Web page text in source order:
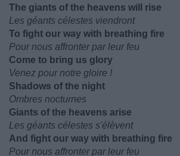
The giants of the heavens will rise
Les géants célestes viendront
To fight our way with breathing fire
Pour nous affronter par leur feu
Come to bring us glory
Venez pour notre gloire !
Shadows of the night
Ombres nocturnes
Giants of the heavens arise
Les géants célestes s'élèvent
And fight our way with breathing fire
Pour nous affronter par leur feu